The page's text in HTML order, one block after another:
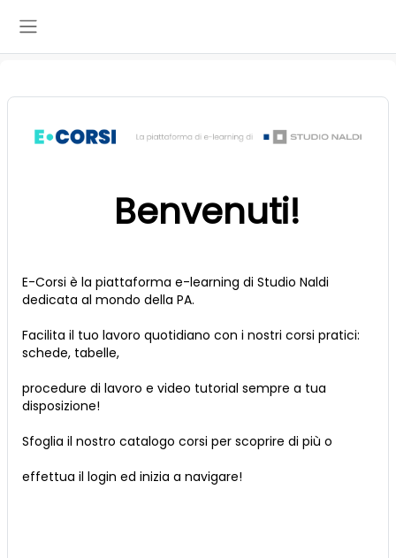
Benvenuti!
E-Corsi è la piattaforma e-learning di Studio Naldi
dedicata al mondo della PA.
Facilita il tuo lavoro quotidiano con i nostri corsi pratici:
schede, tabelle,
procedure di lavoro e video tutorial sempre a tua
disposizione!
Sfoglia il nostro catalogo corsi per scoprire di più o
effettua il login ed inizia a navigare!